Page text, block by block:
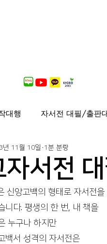
대행 자서전 대필/출판
사보/백서 제작대행
작 대행 퍼스널브랜딩
치인 자서전
자서전
년 11월 10일 1분 분량
신앙고백의 형태로 자서전을
니다. 평생의 한 번, 내 책을
누구나 하지만
백서 성격의 자서전은